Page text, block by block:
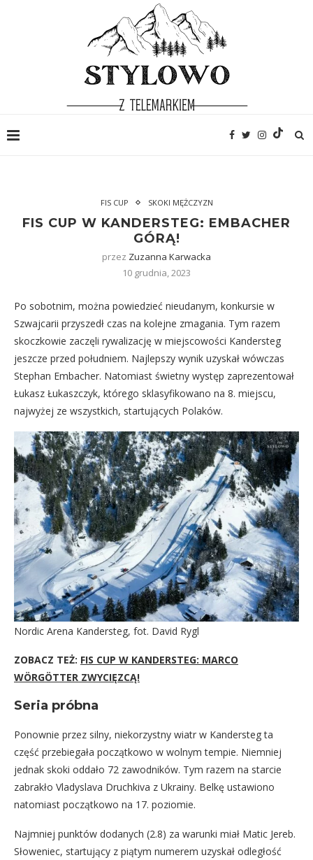
FIS CUP SKOKI MĘŻCZYZN
FIS CUP W KANDERSTEG: EMBACHER
GÓRĄ!
przez Zuzanna Karwacka
10 grudnia, 2023
Po sobotnim, można powiedzieć nieudanym, konkursie w
Szwajcarii przyszedł czas na kolejne zmagania. Tym razem
skoczkowie zaczęli rywalizację w miejscowości Kandersteg
jeszcze przed południem. Najlepszy wynik uzyskał wówczas
Stephan Embacher. Natomiast świetny występ zaprezentował
Łukasz Łukaszczyk, którego sklasyfikowano na 8. miejscu,
najwyżej ze wszystkich, startujących Polaków.
Nordic Arena Kandersteg, fot. David Rygl
ZOBACZ TEŻ: FIS CUP W KANDERSTEG: MARCO
WÖRGÖTTER ZWYCIĘZCĄ!
Seria próbna
Ponownie przez silny, niekorzystny wiatr w Kandersteg ta
część przebiegała początkowo w wolnym tempie. Niemniej
jednak skoki oddało 72 zawodników. Tym razem na starcie
zabrakło Vladyslava Druchkiva z Ukrainy. Belkę ustawiono
natomiast początkowo na 17. poziomie.
Najmniej punktów dodanych (2.8) za warunki miał Matic Jereb.
Słoweniec, startujący z piątym numerem uzyskał odległość